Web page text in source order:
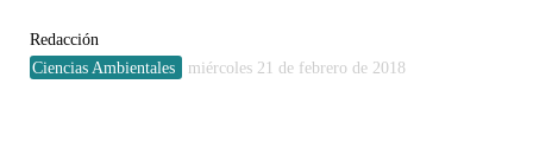
Redacción
Ciencias Ambientales
miércoles 21 de febrero de 2018